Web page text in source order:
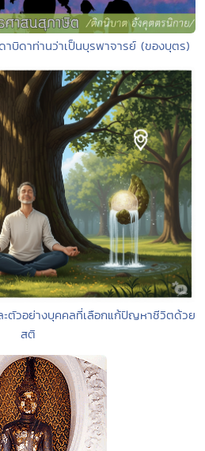
บิดาท่านว่าเป็นบุรพาจารย์ (ของบุตร)
ะตัวอย่างบุคคลที่เลือกแก้ปัญหาชีวิตด้วย
สติ